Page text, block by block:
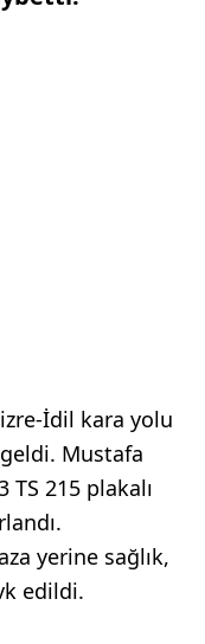
İdil kara yolu
Mustafa
215 plakalı
yerine sağlık,
edildi.